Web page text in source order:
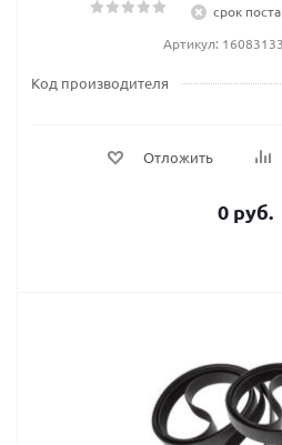
срок
Артикул:
Код производителя
Отложить
0 руб.